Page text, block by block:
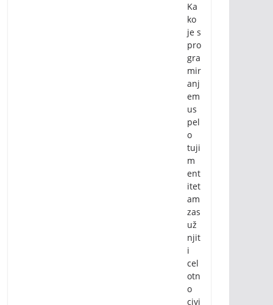
Ka
ko
je s
pro
gra
mir
anj
em
us
pel
o
tuji
m
ent
itet
am
zas
už
njit
i
cel
otn
o
civi